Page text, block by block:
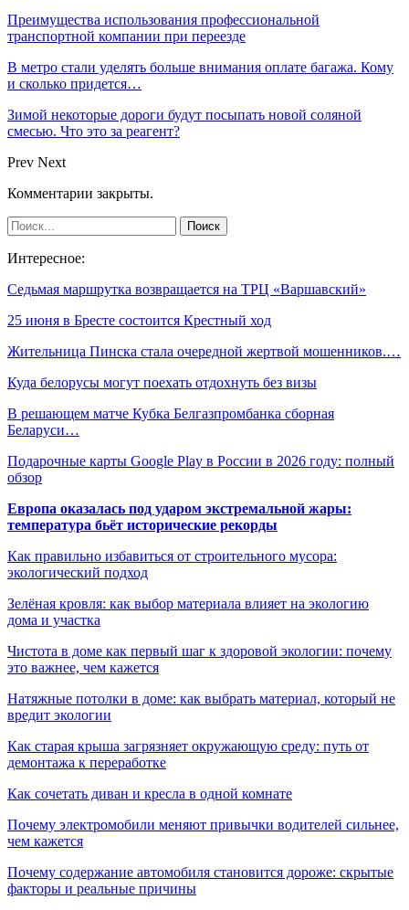
Преимущества использования профессиональной
транспортной компании при переезде
В метро стали уделять больше внимания оплате багажа. Кому
и сколько придется…
Зимой некоторые дороги будут посыпать новой соляной
смесью. Что это за реагент?
Prev Next
Комментарии закрыты.
Интересное:
Седьмая маршрутка возвращается на ТРЦ «Варшавский»
25 июня в Бресте состоится Крестный ход
Жительница Пинска стала очередной жертвой мошенников.…
Куда белорусы могут поехать отдохнуть без визы
В решающем матче Кубка Белгазпромбанка сборная
Беларуси…
Подарочные карты Google Play в России в 2026 году: полный
обзор
Европа оказалась под ударом экстремальной жары:
температура бьёт исторические рекорды
Как правильно избавиться от строительного мусора:
экологический подход
Зелёная кровля: как выбор материала влияет на экологию
дома и участка
Чистота в доме как первый шаг к здоровой экологии: почему
это важнее, чем кажется
Натяжные потолки в доме: как выбрать материал, который не
вредит экологии
Как старая крыша загрязняет окружающую среду: путь от
демонтажа к переработке
Как сочетать диван и кресла в одной комнате
Почему электромобили меняют привычки водителей сильнее,
чем кажется
Почему содержание автомобиля становится дороже: скрытые
факторы и реальные причины